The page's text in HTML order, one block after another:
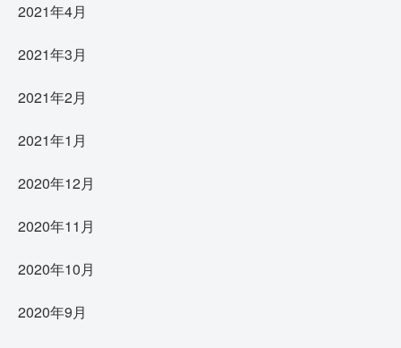
2021年4月
2021年3月
2021年2月
2021年1月
2020年12月
2020年11月
2020年10月
2020年9月